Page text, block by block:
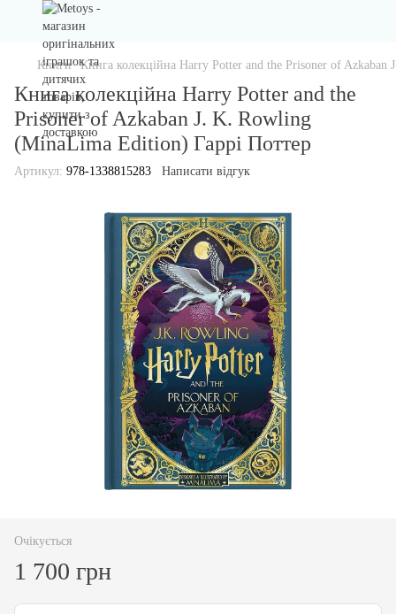
Книги Книга колекційна Harry Potter and the Prisoner of
Книга колекційна Harry Potter and the
Prisoner of Azkaban J. K. Rowling
(MinaLima Edition) Гаррі Поттер
Артикул: 978-1338815283 Написати відгук
Очікується
1 700 грн